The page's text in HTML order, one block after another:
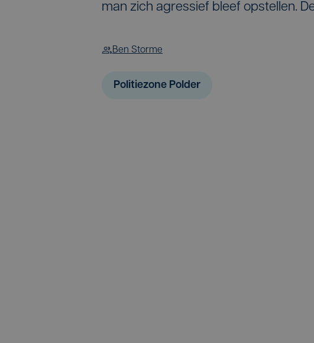
man zich agressief bleef opstellen.
Ben Storme
Politiezone Polder